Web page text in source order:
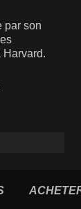
par son
Harvard.